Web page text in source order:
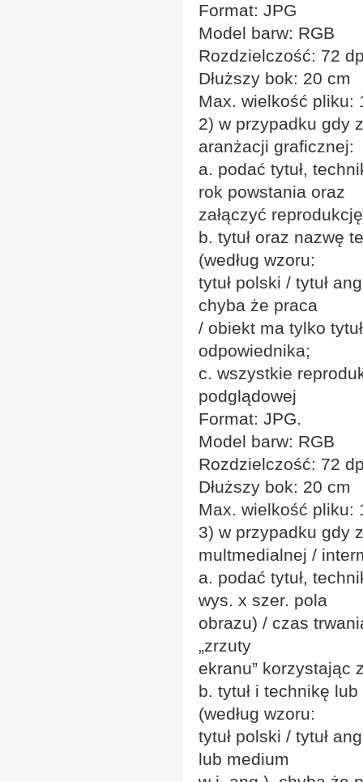
Format: JPG
Model barw: RGB
Rozdzielczość: 72
Dłuższy bok: 20 cm
Max. wielkość pliku:
2) w przypadku gdy
aranżacji graficznej:
a. podać tytuł,
rok powstania oraz
załączyć
b. tytuł oraz nazwę
(według wzoru:
tytuł polski / tytuł
chyba że praca
/ obiekt ma tylko
odpowiednika;
c. wszystkie
podglądowej
Format: JPG.
Model barw: RGB
Rozdzielczość: 72
Dłuższy bok: 20 cm
Max. wielkość pliku:
3) w przypadku gdy
multmedialnej /
a. podać tytuł,
wys. x szer. pola
obrazu) / czas
„zrzuty
ekranu” korzystając
b. tytuł i technikę
(według wzoru:
tytuł polski / tytuł
lub medium